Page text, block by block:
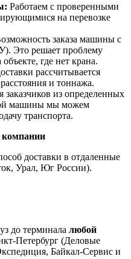
Работаем с проверенными
на перевозке
заказа машины с
Это решает проблему
где нет крана.
рассчитывается
и тоннажа.
заказчиков из определенных
машины мы можем
транспорта.
компании
доставки в отдаленные
Урал, Юг России).
до терминала любой
Петербург (Деловые
Байкал-Сервис и